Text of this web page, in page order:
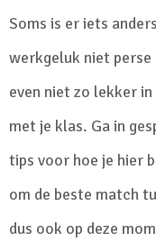
Soms is er iets
werkgeluk niet perse
even niet zo lekker
met je klas. Ga in
tips voor hoe je hier
om de beste match
dus ook op deze